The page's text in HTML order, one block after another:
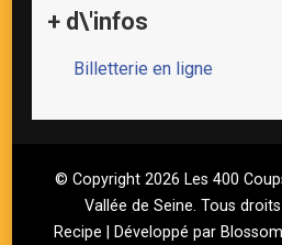
+ d\'infos
Billetterie en ligne
© Copyright 2026 Les 400
Vallée de Seine. Tous
Recipe | Développé par